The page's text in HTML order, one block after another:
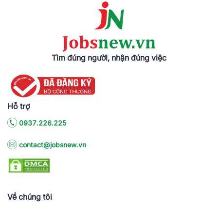
Tìm đúng người, nhận đúng việc
Hỗ trợ
0937.226.225
contact@jobsnew.vn
Về chúng tôi